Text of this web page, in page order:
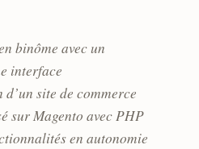
binôme avec un
interface
site de commerce
sur Magento avec PHP
en autonomie